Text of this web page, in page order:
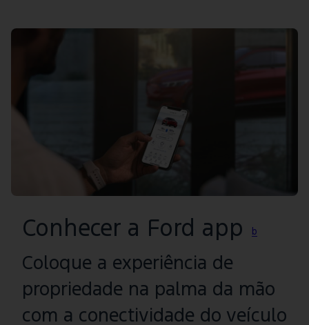
Conhecer a Ford app b
Coloque a experiência de
propriedade na palma da mão
com a conectividade do veículo